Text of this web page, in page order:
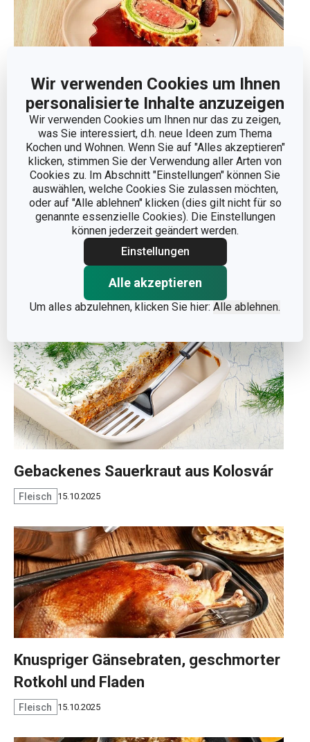
Wir verwenden Cookies um Ihnen
personalisierte Inhalte anzuzeigen
Wir verwenden Cookies um Ihnen nur das zu zeigen,
was Sie interessiert, d.h. neue Ideen zum Thema
Kochen und Wohnen. Wenn Sie auf "Alles akzeptieren"
klicken, stimmen Sie der Verwendung aller Arten von
Cookies zu. Im Abschnitt "Einstellungen" können Sie
auswählen, welche Cookies Sie zulassen möchten,
oder auf "Alle ablehnen" klicken (dies gilt nicht für so
genannte essenzielle Cookies). Die Einstellungen
können jederzeit geändert werden.
Einstellungen
Alle akzeptieren
Um alles abzulehnen, klicken Sie hier: Alle ablehnen.
Rinderfilet Wellington (Beef Wellington)
Fleisch 1.11.2025
Wilfleisch-Schmaus
Fleisch 15.10.2025
Gebackenes Sauerkraut aus Kolosvár
Fleisch 15.10.2025
Knuspriger Gänsebraten, geschmorter
Rotkohl und Fladen
Fleisch 15.10.2025